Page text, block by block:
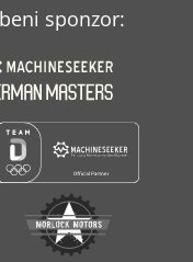
sponzor: